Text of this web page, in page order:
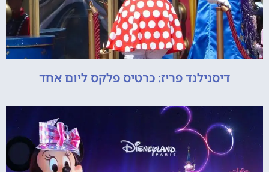
דיסנילנד פריז: כרטיס פלקס ליום אחד